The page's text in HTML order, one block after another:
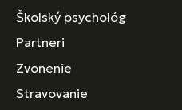
Školský psychológ
Partneri
Zvonenie
Stravovanie